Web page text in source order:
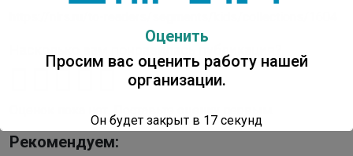
Насколько вам понравилась публикация?
Рекомендуем:
Оценить
Просим вас оценить работу нашей
организации.
Он будет закрыт в 16 секунд